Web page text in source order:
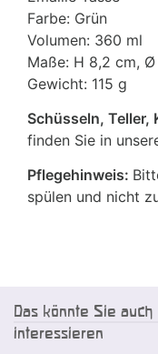
Farbe: Grün
Volumen: 360 ml
Maße: H 8,2 cm,
Gewicht: 115 g
Schüsseln, Teller,
finden Sie in
Pflegehinweis:
spülen und nicht
Das könnte Sie auch
interessieren